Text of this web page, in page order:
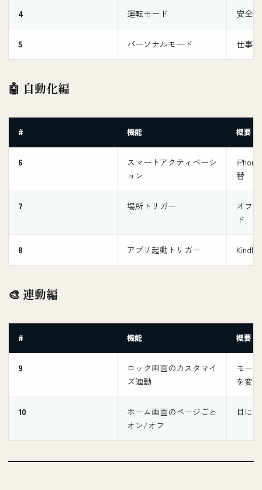
4 運転モード 安全
5 パーソナルモード 仕事
🤖 自動化編
# 機能 概要
6
スマートアクティベーシ
ョン
替
7 場所トリガー
オフ
ド
8 アプリ起動トリガー Kindle
🎨 連動編
# 機能 概要
9
ロック画面のカスタマイ
ズ連動
モー
を変
10
ホーム画面のページごと
オン/オフ
目に